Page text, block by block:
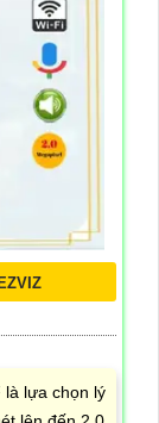
là lựa chọn lý